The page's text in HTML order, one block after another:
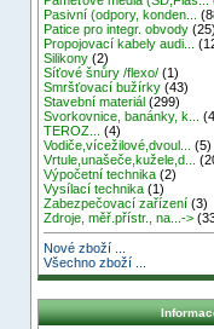
Pasivní (odpory, konden...
Patice pro integr. obvody (25)
Propojovací kabely audi...
Silikony (2)
Síťové šnůry /flexo/ (1)
Smršťovací bužírky (43)
Stavební materiál (299)
Svorkovnice, banánky, k...
TEROZ...
(4)
Vodiče,vícežilové,dvoul...
(5)
Vrtule,unašeče,kužele,d...
Výpočetní technika (2)
Vysílací technika (1)
Zabezpečovací zařízení (3)
Zdroje, měř.přístr., na...->
Nové zboží ...
Všechno zboží ...